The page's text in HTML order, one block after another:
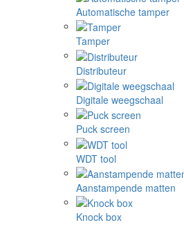
Automatische tamper
Tamper
Distributeur
Digitale weegschaal
Puck screen
WDT tool
Aanstampende matten
Knock box